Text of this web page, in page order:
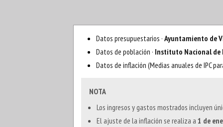
Datos presupuestarios · Ayuntamiento de
Datos de población · Instituto Nacional de
Datos de inflación (Medias anuales de IPC
NOTA
Los ingresos y gastos mostrados incluyen
El ajuste de la inflación se realiza a 1 de